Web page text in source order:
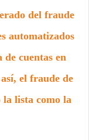
del fraude
automatizados
cuentas en
el fraude de
la lista como la